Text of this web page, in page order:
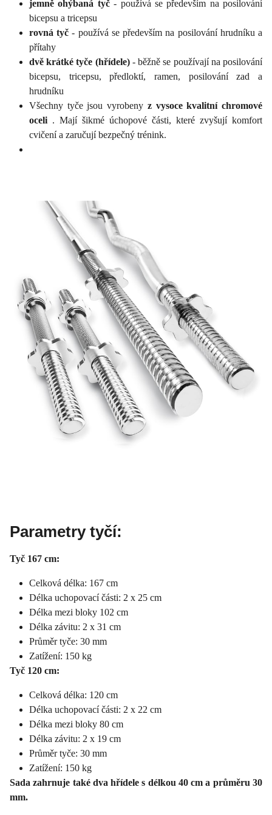
jemně ohýbaná tyč- používá se především na posilování
bicepsu a tricepsu
rovná tyč- používá se především na posilování hrudníku a
přítahy
dvě krátké tyče (hřídele) - běžně se používají na posilování
bicepsu, tricepsu, předloktí, ramen, posilování zad a
hrudníku
Všechny tyče jsou vyrobeny z vysoce kvalitní chromové
oceli . Mají šikmé úchopové části, které zvyšují komfort
cvičení a zaručují bezpečný trénink.
Parametry tyčí:
Tyč 167 cm:
Celková délka: 167 cm
Délka uchopovací části: 2 x 25 cm
Délka mezi bloky 102 cm
Délka závitu: 2 x 31 cm
Průměr tyče: 30 mm
Zatížení: 150 kg
Tyč 120 cm:
Celková délka: 120 cm
Délka uchopovací části: 2 x 22 cm
Délka mezi bloky 80 cm
Délka závitu: 2 x 19 cm
Průměr tyče: 30 mm
Zatížení: 150 kg
Sada zahrnuje také dva hřídele s délkou 40 cm a průměru 30
mm.